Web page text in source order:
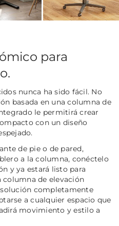
para
nunca ha sido fácil. No
basada en una columna de
le permitirá crear
con un diseño
de pie o de pared,
a la columna, conéctelo
y ya estará listo para
columna de elevación
completamente
a cualquier espacio que
movimiento y estilo a